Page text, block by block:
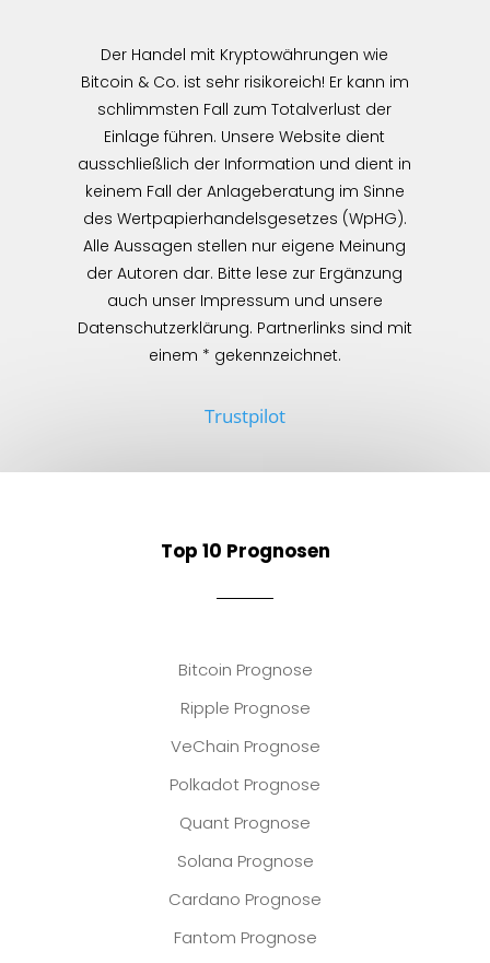
Der Handel mit Kryptowährungen wie
Bitcoin & Co. ist sehr risikoreich! Er kann im
schlimmsten Fall zum Totalverlust der
Einlage führen. Unsere Website dient
ausschließlich der Information und dient in
keinem Fall der Anlageberatung im Sinne
des Wertpapierhandelsgesetzes (WpHG).
Alle Aussagen stellen nur eigene Meinung
der Autoren dar. Bitte lese zur Ergänzung
auch unser Impressum und unsere
Datenschutzerklärung. Partnerlinks sind mit
einem * gekennzeichnet.
Trustpilot
Top 10 Prognosen
Bitcoin Prognose
Ripple Prognose
VeChain Prognose
Polkadot Prognose
Quant Prognose
Solana Prognose
Cardano Prognose
Fantom Prognose